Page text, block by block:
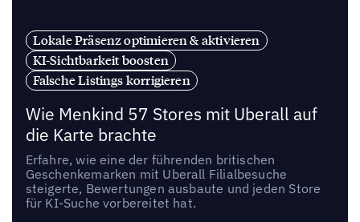
Lokale Präsenz optimieren & aktivieren
KI-Sichtbarkeit boosten
Falsche Listings korrigieren
Wie Menkind 57 Stores mit Uberall auf
die Karte brachte
Erfahre, wie eine der führenden britischen
Geschenkemarken mit Uberall Filialbesuche
steigerte, Bewertungen ausbaute und jeden Store
für KI-Suche vorbereitet hat.